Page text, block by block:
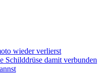
wieder verlierst
Schilddrüse damit verbunden